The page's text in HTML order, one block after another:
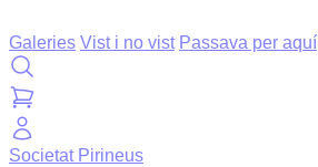
Galeries Vist i no vist Passava per aquí
Societat Pirineus